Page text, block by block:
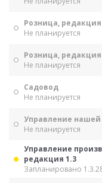
Розница, редакция
Не планируется
Розница, редакция
Не планируется
Садовод
Не планируется
Управление
Не планируется
Управление
редакция 1.3
Запланировано